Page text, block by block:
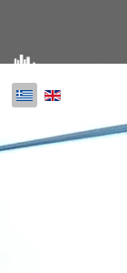
Επιλέξτε τη